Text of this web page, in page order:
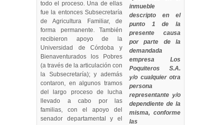
todo el proceso. Una de ellas
fue la entonces Subsecretaría
de Agricultura Familiar, de
forma permanente. También
recibieron apoyo de la
Universidad de Córdoba y
Bienaventurados los Pobres
(a través de la articulación con
la Subsecretaría); y además
contaron, en algunos tramos
del largo proceso de lucha
llevado a cabo por las
familias, con el apoyo del
senador departamental y el
inmueble
descripto en el
punto 1 de la
presente causa
por parte de la
demandada
empresa Los
Poquiteros S.A.
y/o cualquier otra
persona
representante y/o
dependiente de la
misma, conforme
las